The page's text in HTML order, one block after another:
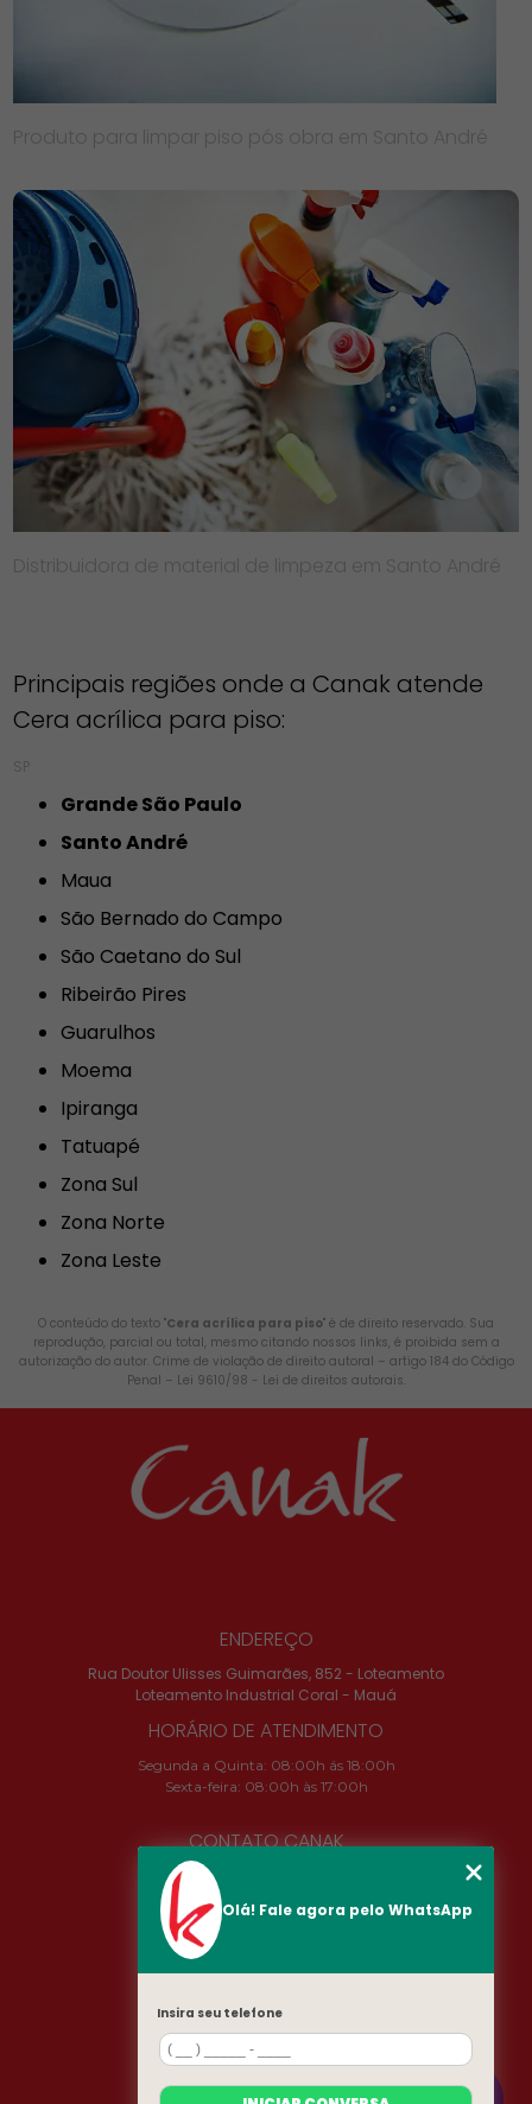
Produto para limpar piso pós obra em Santo André
Distribuidora de material de limpeza em Santo André
Principais regiões onde a Canak atende
Cera acrílica para piso:
SP
Grande São Paulo
Santo André
Maua
São Bernado do Campo
São Caetano do Sul
Ribeirão Pires
Guarulhos
Moema
Ipiranga
Tatuapé
Zona Sul
Zona Norte
Zona Leste
O conteúdo do texto "Cera acrílica para piso" é de direito reservado. Sua
reprodução, parcial ou total, mesmo citando nossos links, é proibida sem a
autorização do autor. Crime de violação de direito autoral – artigo 184 do Código
Penal – Lei 9610/98 - Lei de direitos autorais
ENDEREÇO
Rua Doutor Ulisses Guimarães, 852 - Loteamento
Loteamento Industrial Coral - Mauá
HORÁRIO DE ATENDIMENTO
Segunda a Quinta: 08:00h ás 18:00h
Sexta-feira: 08:00h às 17:00h
CONTATO CANAK
camila@canak.com.br
SIGA-NOS!
MENU
INÍCIO
SOBRE
Olá! Fale agora pelo WhatsApp
Insira seu telefone